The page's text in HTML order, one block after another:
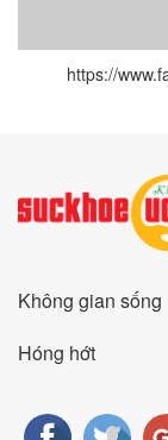
https://
Không gian sống
Hóng hớt